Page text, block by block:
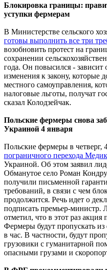
Блокировка границы:
уступки фермерам
В Министерстве сельского
готовы выполнить все три
возобновить протест на
сохранении
года. Он повысился -
изменения к закону, которые
местного самоуправления,
налоговые льготы, получат
сказал Колодзейчак.
Польские фермеры снова
Украиной 4 января
Польские фермеры в четверг,
пограничного перехода
Украиной. Об этом заявил
Обманутое село Роман
получили письменной
требований, в связи с чем
продолжится. Речь идет о
подписать премьер-министр.
отметил, что в этот раз акция
Фермеры будут пропускать
в час. В частности, будут
грузовики с гуманитарной
опасными грузами и